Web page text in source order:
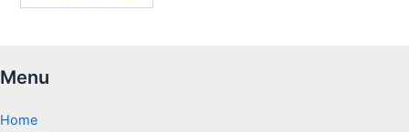
Menu
Home